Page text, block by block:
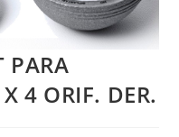
PARA
4 ORIF. DER.